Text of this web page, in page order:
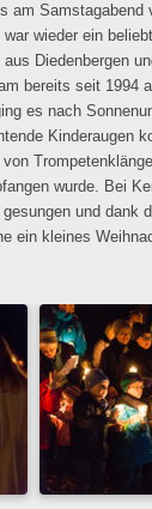
am Samstagabend
wieder ein
Diedenbergen
bereits seit 1994
es nach
Kinderaugen
wurde. Bei
und dank
ein kleines